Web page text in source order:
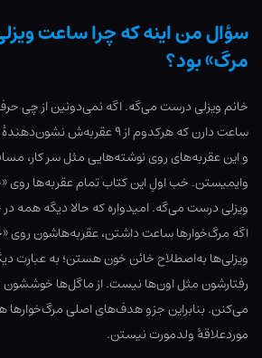
سؤال من اینه که چرا ساعت
مرگ» بود؟
خانم ویزلی درست می‌گه. اگه نمی‌دونین از چی حرف
ساعت دارن که هرکدوم از ۹
و این عقربه‌های روی نوشته‌هایی مثل سر کار،
وایمیستن. خب اولِ این کتاب تمام عقربه‌ها روی
ویزلی درست می‌گه. امیدواره که حالا دیگه همه
اگه مرگ‌خوارها ساعت داشتن، عقربه‌هاشون روی
ویزلی‌ها به‌اصطلاح خائن خون هستن؛ به عبارت
رفتارشون مثل اون‌ها نیست. از ماگل‌ها
می‌کنن. بنابراین جزو هدف‌های اصلی
موردعلاقۀ ولدمورت نیستن.